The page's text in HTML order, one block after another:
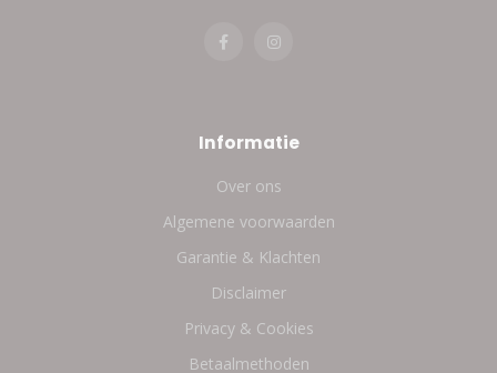
Informatie
Over ons
Algemene voorwaarden
Garantie & Klachten
Disclaimer
Privacy & Cookies
Betaalmethoden